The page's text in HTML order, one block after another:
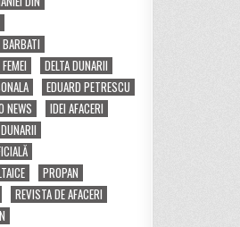
DELTA DUNARII
EDUARD PETRESCU
NEWS
IDEI AFACERI
PROPAN
REVISTA DE AFACERI